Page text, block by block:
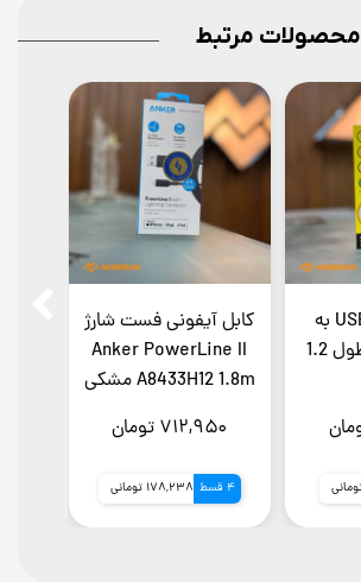
کابل آیفونی فست شارژ
Anker PowerLine II
A8433H12 1.8m مشکی
۷۱۲,۹۵۰ تومان
4 قسط 178,238 تومانی
کابل شارژ USB-C به
‌USB-C بودی طول 1.2
محصولات مرتبط